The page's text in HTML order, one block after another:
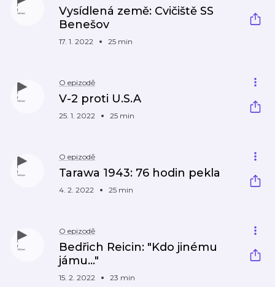
Vysídlená země: Cvičiště SS
Benešov
17. 1. 2022 25 min
O epizodě
V-2 proti U.S.A
25. 1. 2022 25 min
O epizodě
Tarawa 1943: 76 hodin pekla
4. 2. 2022 25 min
O epizodě
Bedřich Reicin: "Kdo jinému
jámu..."
15. 2. 2022 23 min